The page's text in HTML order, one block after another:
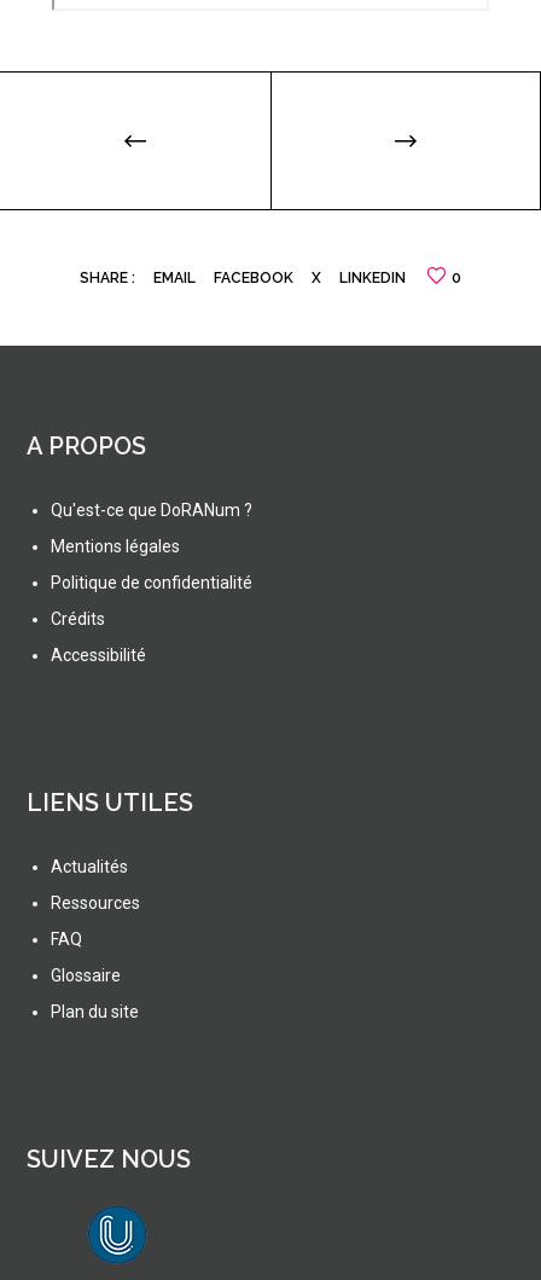
SHARE : EMAIL FACEBOOK X LINKEDIN 0
A PROPOS
Qu'est-ce que DoRANum ?
Mentions légales
Politique de confidentialité
Crédits
Accessibilité
LIENS UTILES
Actualités
Ressources
FAQ
Glossaire
Plan du site
SUIVEZ NOUS